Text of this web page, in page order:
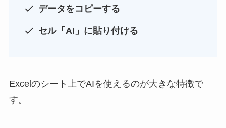
データをコピーする
セル「AI」に貼り付ける
Excelのシート上でAIを使えるのが大きな特徴で
す。